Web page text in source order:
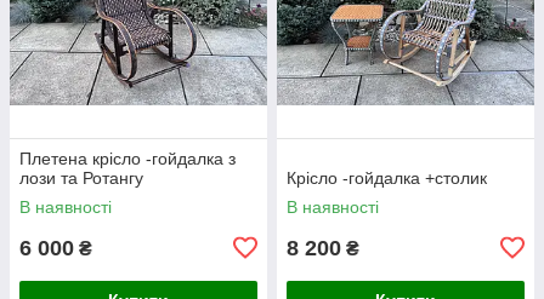
Плетена крісло -гойдалка з
лози та Ротангу
В наявності
6 000 ₴
Крісло -гойдалка +столик
В наявності
8 200 ₴